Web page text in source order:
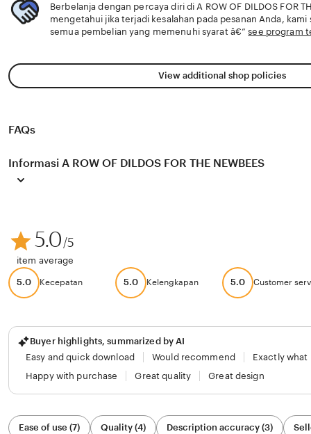
Berbelanja dengan percaya diri di A ROW OF DILDOS FOR
mengetahui jika terjadi kesalahan pada pesanan Anda,
semua pembelian yang memenuhi syarat â€”see program
View additional shop policies
FAQs
Informasi A ROW OF DILDOS FOR THE NEWBEES
5.0/5
item average
5.0 Kecepatan 5.0 Kelengkapan 5.0 Customer
Buyer highlights, summarized by AI
Easy and quick download
Would recommend
Exactly what
Happy with purchase
Great quality Great design
Filter
Ease of use (7) Quality (4) Description accuracy (3)